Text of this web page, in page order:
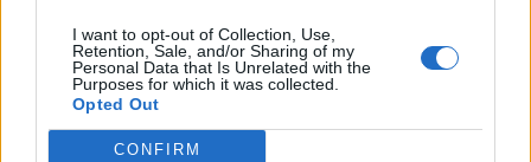
I want to opt-out of Collection, Use,
Retention, Sale, and/or Sharing of my
Personal Data that Is Unrelated with the
Purposes for which it was collected.
Opted Out
CONFIRM